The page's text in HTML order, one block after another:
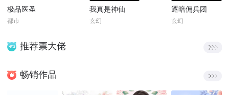
极品医圣
都市
我真是神仙
玄幻
逐暗佣兵团
玄幻
推荐票大佬
畅销作品